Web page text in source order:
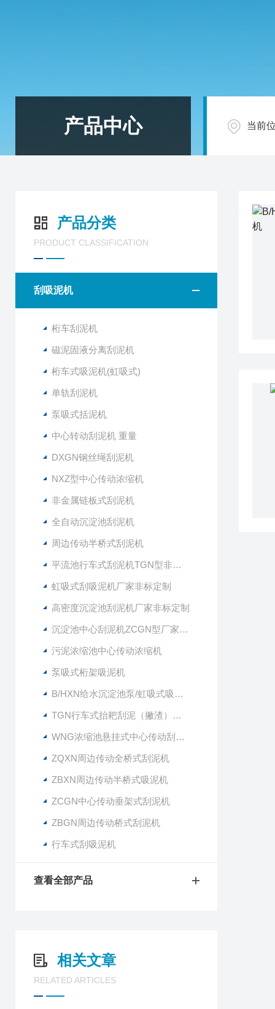
产品中心 当前
产品分类
PRODUCT CLASSIFICATION
刮吸泥机
桁车刮泥机
磁泥固液分离刮泥机
桁车式吸泥机(虹吸式)
单轨刮泥机
泵吸式括泥机
中心转动刮泥机 重量
DXGN钢丝绳刮泥机
NXZ型中心传动浓缩机
非金属链板式刮泥机
全自动沉淀池刮泥机
周边传动半桥式刮泥机
平流池行车式刮泥机TGN型非标定制
虹吸式刮吸泥机厂家非标定制
高密度沉淀池刮泥机厂家非标定制
沉淀池中心刮泥机ZCGN型厂家供应
污泥浓缩池中心传动浓缩机
泵吸式桁架吸泥机
B/HXN给水沉淀池泵/虹吸式吸泥机
TGN行车式抬耙刮泥（撇渣）机行车式刮吸泥机
WNG浓缩池悬挂式中心传动刮泥机
ZQXN周边传动全桥式刮泥机
ZBXN周边传动半桥式吸泥机
ZCGN中心传动垂架式刮泥机
ZBGN周边传动桥式刮泥机
行车式刮吸泥机
查看全部产品
相关文章
RELATED ARTICLES